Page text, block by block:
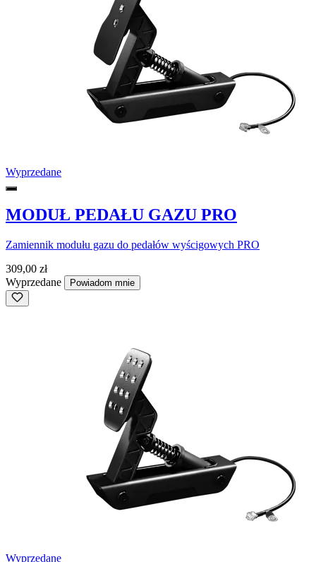
Wyprzedane
MODUŁ PEDAŁU GAZU PRO
Zamiennik modułu gazu do pedałów wyścigowych PRO
309,00 zł
Wyprzedane
Powiadom mnie
Wyprzedane